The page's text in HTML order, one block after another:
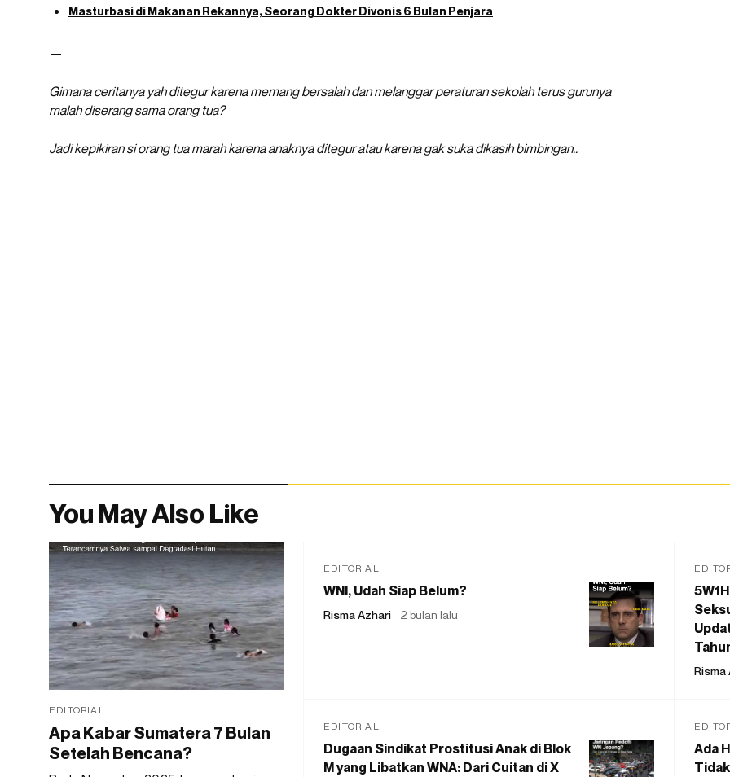
Masturbasi di Makanan Rekannya, Seorang Dokter Divonis 6 Bulan Penjara
—
Gimana ceritanya yah ditegur karena memang bersalah dan melanggar peraturan sekolah terus gurunya
malah diserang sama orang tua?
Jadi kepikiran si orang tua marah karena anaknya ditegur atau karena gak suka dikasih bimbingan..
You May Also Like
EDITORIAL
Apa Kabar Sumatera 7 Bulan
Setelah Bencana?
EDITORIAL
WNI, Udah Siap Belum?
Risma Azhari 2 bulan lalu
Risma
EDITORIAL
Dugaan Sindikat Prostitusi Anak di Blok
M yang Libatkan WNA: Dari Cuitan di X
Ada